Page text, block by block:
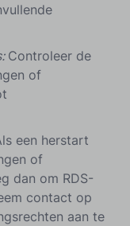
Controleer de
of
een herstart
of
dan om RDS-
contact op
aan te